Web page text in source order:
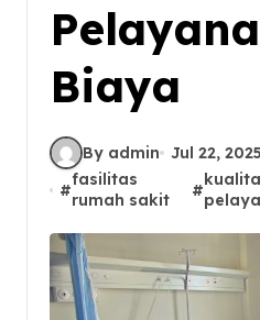
Biaya
By admin Jul 22,
#
fasilitas
rumah sakit
#